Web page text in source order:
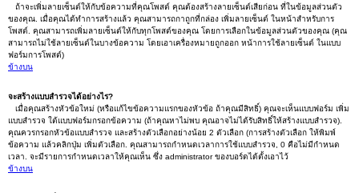
ถ้าจะเพิ่มลายเซ็นต์ให้กับข้อความที่คุณโพสต์ คุณต้องสร้างลายเซ็นต์เสียก่อน ที่ในข้อมูลส่วนตัว
ของคุณ. เมื่อคุณได้ทำการสร้างแล้ว คุณสามารถกาถูกที่กล่อง เพิ่มลายเซ็นต์ ในหน้าสำหรับการ
โพสต์. คุณสามารถเพิ่มลายเซ็นต์ให้กับทุกโพสต์ของคุณ โดยการเลือกในข้อมูลส่วนตัวของคุณ (คุณ
สามารถไม่ใช้ลายเซ็นต์ในบางข้อความ โดยเอาเครื่องหมายถูกออก หน้าการใช้ลายเซ็นต์ ในแบบ
ฟอร์มการโพสต์)
ข้างบน
จะสร้างแบบสำรวจได้อย่างไร?
เมื่อคุณสร้างหัวข้อใหม่ (หรือแก้ไขข้อความแรกของหัวข้อ ถ้าคุณมีสิทธิ์) คุณจะเห็นแบบฟอร์ม เพิ่ม
แบบสำรวจ ใต้แบบฟอร์มกรอกข้อความ (ถ้าคุณหาไม่พบ คุณอาจไม่ได้รับสิทธิ์ให้สร้างแบบสำรวจ).
คุณควรกรอกหัวข้อแบบสำรวจ และสร้างตัวเลือกอย่างน้อย 2 ตัวเลือก (การสร้างตัวเลือก ให้พิมพ์
ข้อความ แล้วคลิกปุ่ม เพิ่มตัวเลือก. คุณสามารถกำหนดเวลาการใช้แบบสำรวจ, 0 คือไม่มีกำหนด
เวลา. จะมีรายการกำหนดเวลาให้คุณเห็น ซึ่ง administrator ของบอร์ดได้ตั้งเอาไว้
ข้างบน